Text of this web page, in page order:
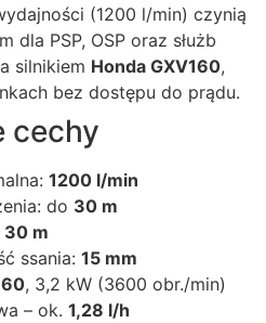
(1200 l/min) czynią
dla PSP, OSP oraz służb
silnikiem Honda GXV160,
bez dostępu do prądu.
cechy
1200 l/min
do 30 m
30 m
ssania: 15 mm
, 3,2 kW (3600 obr./min)
– ok. 1,28 l/h